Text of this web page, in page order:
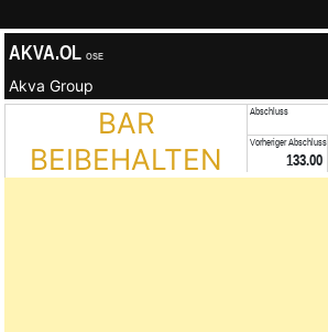
AKVA.OL OSE
Akva Group
BAR
BEIBEHALTEN
Abschluss
Vorheriger Abschluss
133.00